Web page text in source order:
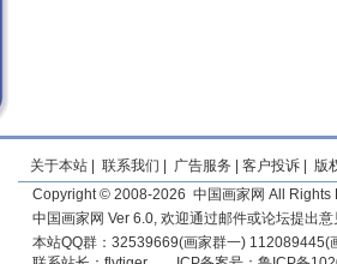
关于本站 联系我们 广告服务 客户投诉
版
Copyright © 2008-2026 中国画家网 All Rights
中国画家网 Ver 6.0, 欢迎通过邮件或论坛提出
本站QQ群：32539669(画家群一)